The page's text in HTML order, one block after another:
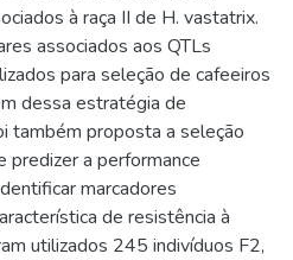
à raça II de H. vastatrix.
associados aos QTLs
para seleção de cafeeiros
dessa estratégia de
também proposta a seleção
predizer a performance
marcadores
de resistência à
utilizados 245 indivíduos F2,